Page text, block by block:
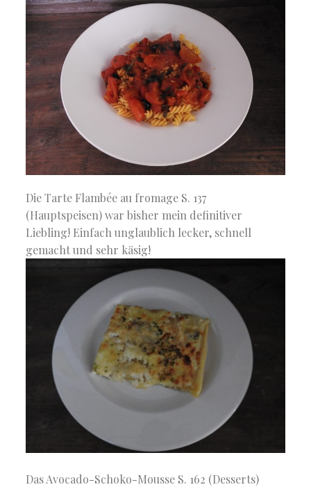
Die Tarte Flambée au fromage S. 137
(Hauptspeisen) war bisher mein definitiver
Liebling! Einfach unglaublich lecker, schnell
gemacht und sehr käsig!
Das Avocado-Schoko-Mousse S. 162 (Desserts)